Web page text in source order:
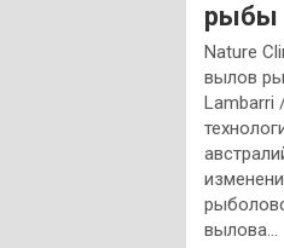
рыбы
Nature
вылов
Lambarri
вылова…